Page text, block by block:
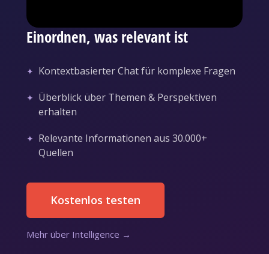
Einordnen, was relevant ist
Kontextbasierter Chat für komplexe Fragen
Überblick über Themen & Perspektiven
erhalten
Relevante Informationen aus 30.000+
Quellen
Kostenlos testen
Mehr über Intelligence →